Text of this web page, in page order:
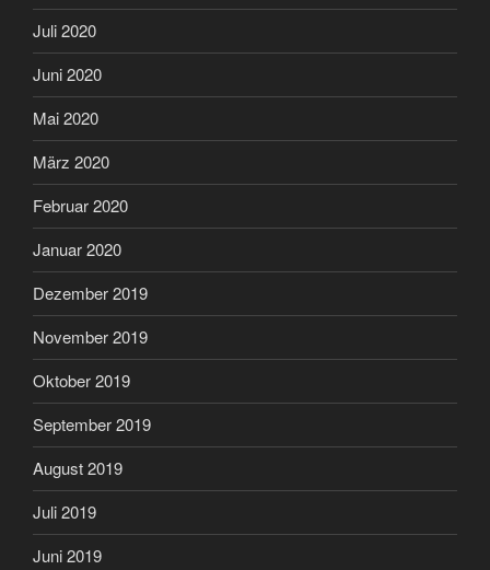
Juli 2020
Juni 2020
Mai 2020
März 2020
Februar 2020
Januar 2020
Dezember 2019
November 2019
Oktober 2019
September 2019
August 2019
Juli 2019
Juni 2019